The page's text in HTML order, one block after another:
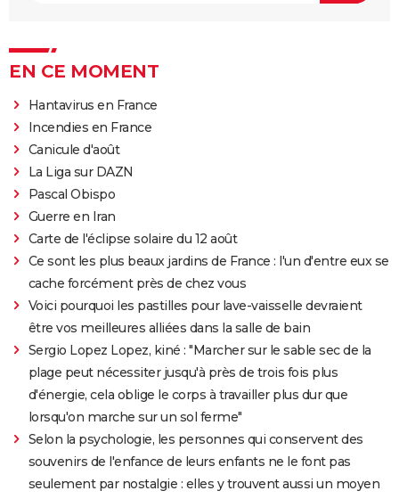
EN CE MOMENT
Hantavirus en France
Incendies en France
Canicule d'août
La Liga sur DAZN
Pascal Obispo
Guerre en Iran
Carte de l'éclipse solaire du 12 août
Ce sont les plus beaux jardins de France : l'un d'entre eux se
cache forcément près de chez vous
Voici pourquoi les pastilles pour lave-vaisselle devraient
être vos meilleures alliées dans la salle de bain
Sergio Lopez Lopez, kiné : "Marcher sur le sable sec de la
plage peut nécessiter jusqu'à près de trois fois plus
d'énergie, cela oblige le corps à travailler plus dur que
lorsqu'on marche sur un sol ferme"
Selon la psychologie, les personnes qui conservent des
souvenirs de l'enfance de leurs enfants ne le font pas
seulement par nostalgie : elles y trouvent aussi un moyen